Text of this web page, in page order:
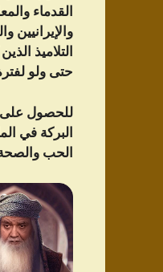
القدماء
والإيرانيين
التلاميذ
حتى ولو
للحصول
البركة في
الحب